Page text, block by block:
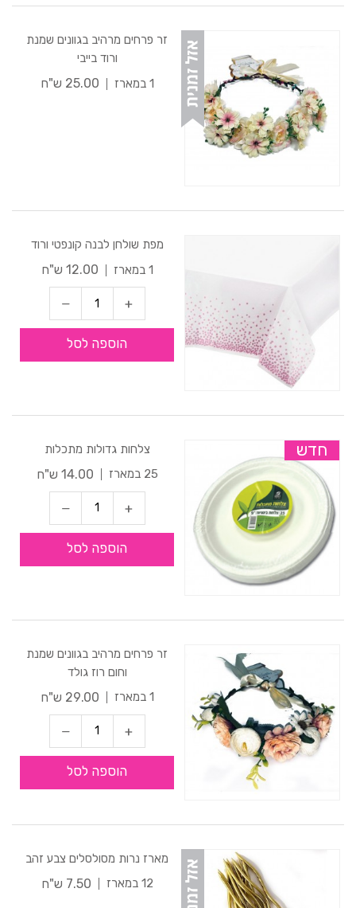
זר פרחים מרהיב בגוונים שמנת
ורוד בייבי
1 במארז
25.00 ש"ח
מפת שולחן לבנה קונפטי ורוד
1 במארז
12.00 ש"ח
הוספה לסל
חדש
צלחות גדולות מתכלות
25 במארז
14.00 ש"ח
הוספה לסל
זר פרחים מרהיב בגוונים שמנת
וחום רוז גולד
1 במארז
29.00 ש"ח
הוספה לסל
מארז נרות מסולסלים צבע זהב
12 במארז
7.50 ש"ח